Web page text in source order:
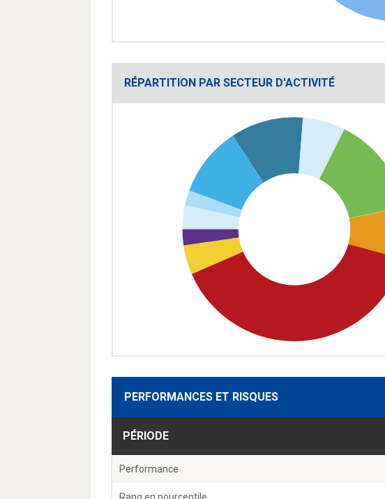
RÉPARTITION PAR SECTEUR D'ACTIVITÉ
PERFORMANCES ET RISQUES
PÉRIODE
Performance